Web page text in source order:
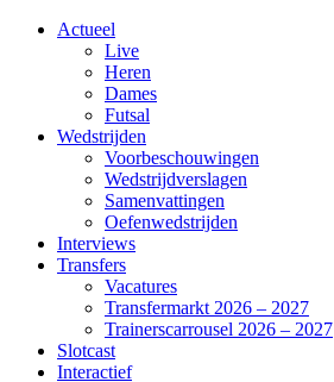
Actueel
Live
Heren
Dames
Futsal
Wedstrijden
Voorbeschouwingen
Wedstrijdverslagen
Samenvattingen
Oefenwedstrijden
Interviews
Transfers
Vacatures
Transfermarkt 2026 – 2027
Trainerscarrousel 2026 – 2027
Slotcast
Interactief